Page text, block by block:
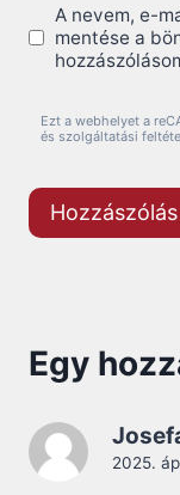
A nevem, e-
mentése a
Ezt a webhelyet a
és szolgáltatási
Egy
2025.